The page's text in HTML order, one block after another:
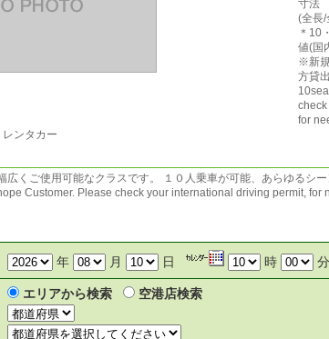
寸法
(全長/
＊10
値(国
※新
方貸
for
レンタカー
広くご使用可能なクラスです。 １０人乗車が可能、あらゆるシ
Customer. Please check your international driving permit, for
年 月 日 時 分
エリアから検索 空港店検索